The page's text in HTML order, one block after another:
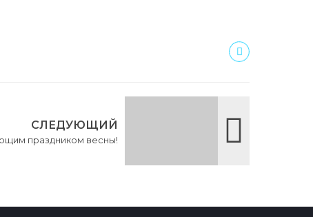
СЛЕДУЮЩИЙ
праздником весны!